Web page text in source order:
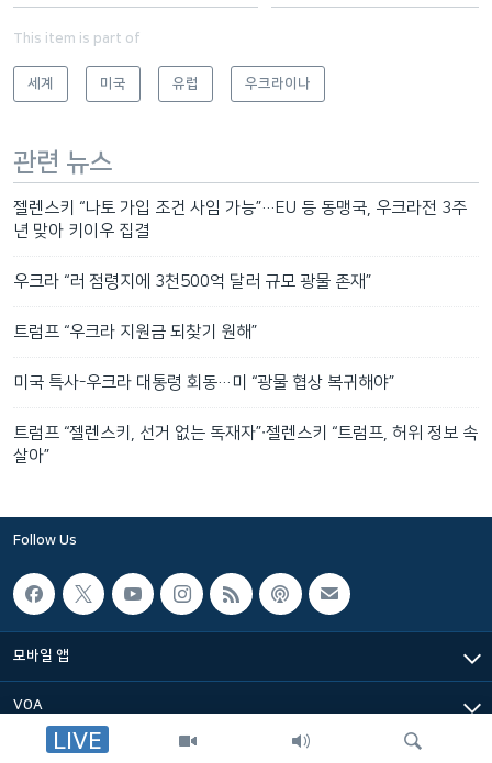
LIVE
This item is part of
세계 미국 유럽 우크라이나
관련 뉴스
젤렌스키 “나토 가입 조건 사임 가능”…EU 등 동맹국, 우크라전 3주
년 맞아 키이우 집결
우크라 “러 점령지에 3천500억 달러 규모 광물 존재”
트럼프 “우크라 지원금 되찾기 원해”
미국 특사-우크라 대통령 회동…미 “광물 협상 복귀해야”
트럼프 “젤렌스키, 선거 없는 독재자”∙젤렌스키 “트럼프, 허위 정보 속
살아”
Follow Us
모바일 앱
VOA